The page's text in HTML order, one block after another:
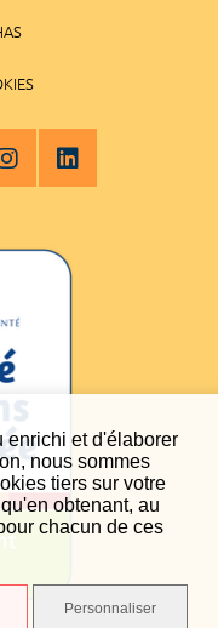
enrichi et d'élaborer
nous sommes
tiers sur votre
obtenant, au
chacun de ces
Personnaliser